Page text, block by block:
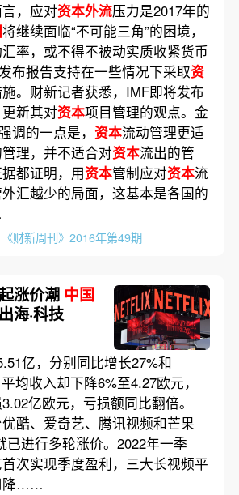
，应对资本外流压力是2017年的
将继续面临“不可能三角”的困境，
率，或不得不被动实质收紧货币
报告支持在一些情况下采取资
。财新记者获悉，IMF即将发布
新其对资本项目管理的观点。金
调的一点是， 资本流动管理更适
理，并不适合对资本流出的管
都证明，用资本管制应对资本流
汇越少的局面，这基本是各国的
《财新周刊》2016年第49期
涨价潮 中国
海·科技
亿，分别同比增长27%和
均收入却下降6%至4.27欧元，
亿欧元，亏损额同比翻倍。
酷、爱奇艺、腾讯视频和芒果
已进行多轮涨价。2022年一季
次实现季度盈利，三大长视频平
降……